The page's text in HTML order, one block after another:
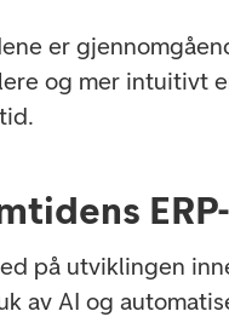
er
og mer intuitivt
på utviklingen
av AI og